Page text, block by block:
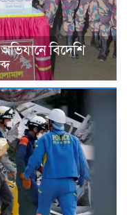
বিদেশি